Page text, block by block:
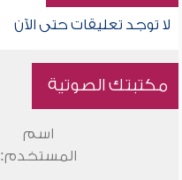
لا توجد تعليقات حتى الآن
مكتبتك الصوتية
اسم
المستخدم: